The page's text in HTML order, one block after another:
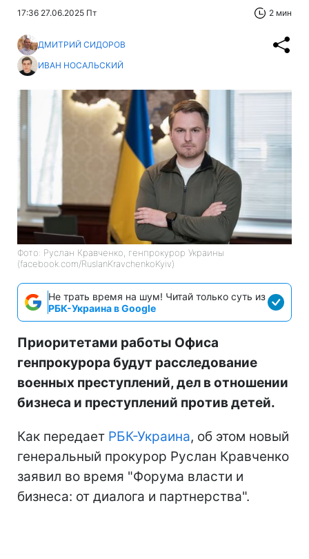
17:36 27.06.2025 Пт 2 мин
ДМИТРИЙ СИДОРОВ
ИВАН НОСАЛЬСКИЙ
Фото: Руслан Кравченко, генпрокурор Украины
(facebook.com/RuslanKravchenkoKyiv)
Не трать время на шум! Читай только суть из
РБК-Украина в Google
Приоритетами работы Офиса
генпрокурора будут расследование
военных преступлений, дел в отношении
бизнеса и преступлений против детей.
Как передает РБК-Украина, об этом новый
генеральный прокурор Руслан Кравченко
заявил во время "Форума власти и
бизнеса: от диалога и партнерства".